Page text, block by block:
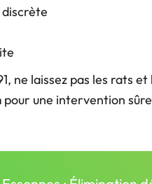
ne laissez pas les rats
pour une intervention